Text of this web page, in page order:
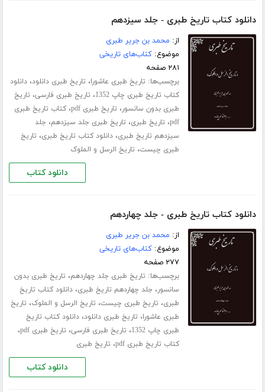
دانلود کتاب تاریخ طبری - جلد سیزدهم
از: محمد بن جریر طبری
موضوع:کتاب‌های تاریخی
۲۸۱ صفحه
برچسب‌ها: تاریخ طبری عاشورا، تاریخ طبری دانلود،دانلود
کتاب تاریخ طبری چاپ 1352
، تاریخ طبری فارسی، تاریخ
طبری بدون سانسور، تاریخ طبری pdf ،کتاب تاریخ طبری
pdf، تاریخ طبری، تاریخ طبری جلد ‌سیزدهم، جلد
سیزدهم تاریخ طبری،دانلود کتاب تاریخ طبری، تاریخ
طبری چیست، تاریخ الرسل و الملوک
دانلود کتاب
دانلود کتاب تاریخ طبری - جلد چهاردهم
از: محمد بن جریر طبری
موضوع:کتاب‌های تاریخی
۲۷۷ صفحه
برچسب‌ها: تاریخ طبری جلد ‌چهاردهم، تاریخ طبری بدون
سانسور، جلد چهاردهم تاریخ طبری،دانلود کتاب تاریخ
طبری، تاریخ طبری چیست، تاریخ الرسل و الملوک، تاریخ
طبری عاشورا، تاریخ طبری دانلود،دانلود کتاب تاریخ
طبری چاپ 1352
، تاریخ طبری فارسی، تاریخ طبری pdf ،
کتاب تاریخ طبری pdf ، تاریخ طبری
دانلود کتاب